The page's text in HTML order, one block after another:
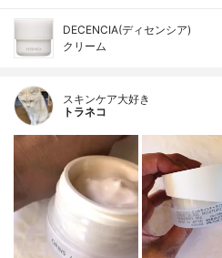
DECENCIA(ディセンシア)
クリーム
スキンケア大好き
トラネコ